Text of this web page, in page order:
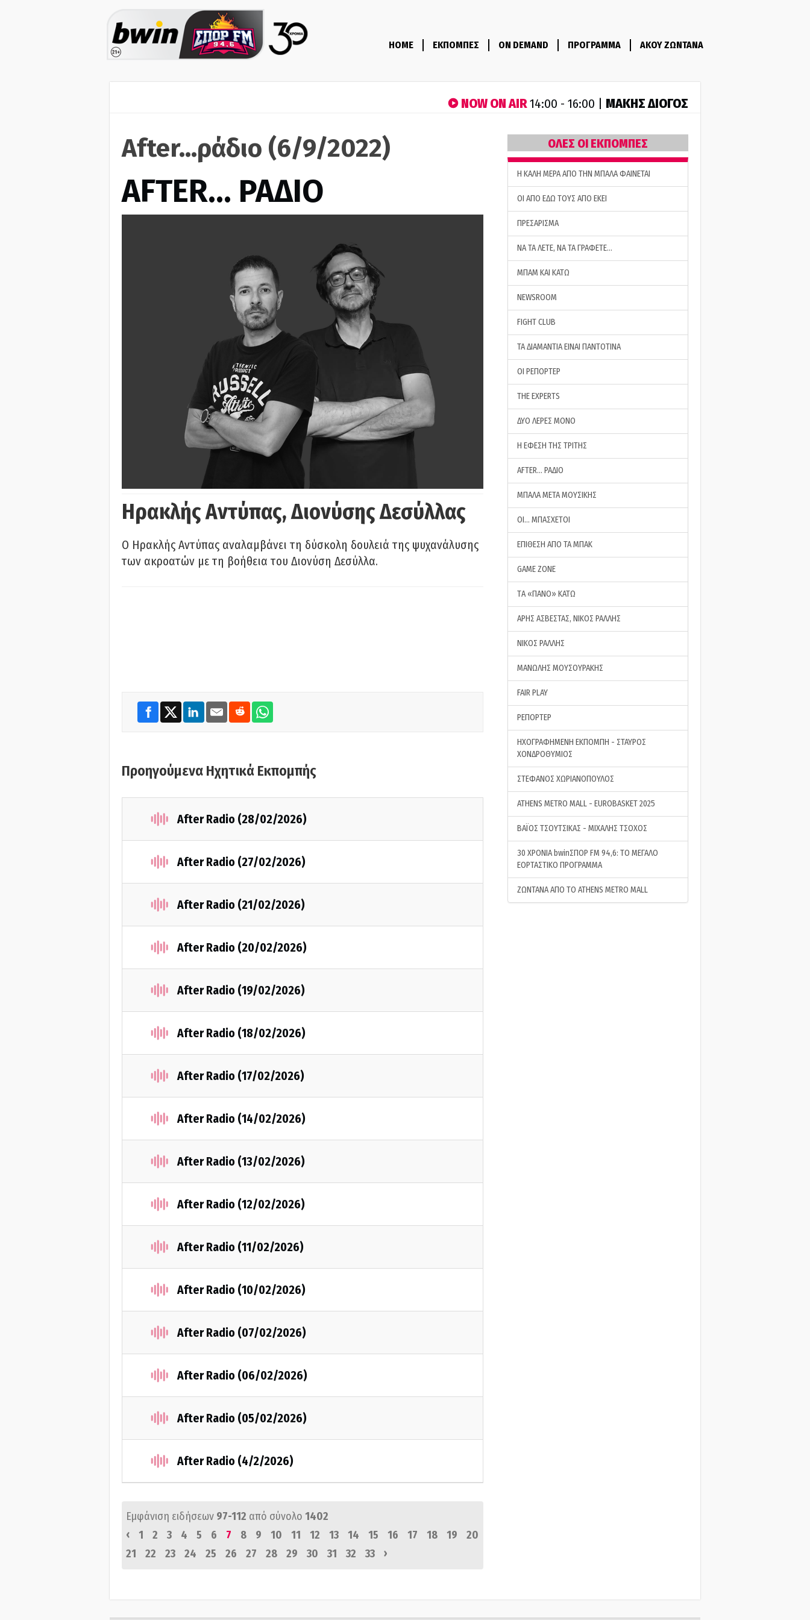
HOME ΕΚΠΟΜΠΕΣ ON DEMAND ΠΡΟΓΡΑΜΜΑ ΑΚΟΥ ΖΩΝΤΑΝΑ
NOW ON AIR14:00 - 16:00 | ΜΑΚΗΣ ΔΙΟΓΟΣ
After...ράδιο (6/9/2022)
AFTER… ΡΑΔΙΟ
Ηρακλής Αντύπας, Διονύσης Δεσύλλας
Ο Ηρακλής Αντύπας αναλαμβάνει τη δύσκολη δουλειά της ψυχανάλυσης
των ακροατών με τη βοήθεια του Διονύση Δεσύλλα.
Προηγούμενα Ηχητικά Εκπομπής
After Radio (28/02/2026)
After Radio (27/02/2026)
After Radio (21/02/2026)
After Radio (20/02/2026)
After Radio (19/02/2026)
After Radio (18/02/2026)
After Radio (17/02/2026)
After Radio (14/02/2026)
After Radio (13/02/2026)
After Radio (12/02/2026)
After Radio (11/02/2026)
After Radio (10/02/2026)
After Radio (07/02/2026)
After Radio (06/02/2026)
After Radio (05/02/2026)
After Radio (4/2/2026)
Εμφάνιση ειδήσεων 97-112 από σύνολο 1402
‹
1 2 3 4 5 6 7 8 9 10 11 12 13 14 15 16 17 18 19
20
21
22 23 24 25 26 27 28 29 30 31 32 33 ›
ΟΛΕΣ ΟΙ ΕΚΠΟΜΠΕΣ
H ΚΑΛΗ ΜΕΡΑ ΑΠΟ ΤΗΝ ΜΠΑΛΑ ΦΑΙΝΕΤΑΙ
ΟΙ ΑΠΟ ΕΔΩ ΤΟΥΣ ΑΠΟ ΕΚΕΙ
ΠΡΕΣΑΡΙΣΜΑ
ΝΑ ΤΑ ΛΕΤΕ, ΝΑ ΤΑ ΓΡΑΦΕΤΕ…
ΜΠΑΜ ΚΑΙ ΚΑΤΩ
NEWSROOM
FIGHT CLUB
ΤΑ ΔΙΑΜΑΝΤΙΑ ΕΙΝΑΙ ΠΑΝΤΟΤΙΝΑ
ΟΙ ΡΕΠΟΡΤΕΡ
THE EXPERTS
ΔΥΟ ΛΕΡΕΣ ΜΟΝΟ
Η ΕΦΕΣΗ ΤΗΣ ΤΡΙΤΗΣ
AFTER… ΡΑΔΙΟ
ΜΠΑΛΑ ΜΕΤΑ ΜΟΥΣΙΚΗΣ
ΟΙ… ΜΠΑΣΧΕΤΟΙ
ΕΠΙΘΕΣΗ ΑΠΟ ΤΑ ΜΠΑΚ
GAME ZONE
ΤA «ΠΑΝΟ» ΚΑΤΩ
ΑΡΗΣ ΑΣΒΕΣΤΑΣ, ΝΙΚΟΣ ΡΑΛΛΗΣ
ΝΙΚΟΣ ΡΑΛΛΗΣ
ΜΑΝΩΛΗΣ ΜΟΥΣΟΥΡΑΚΗΣ
FAIR PLAY
ΡΕΠΟΡΤΕΡ
ΗΧΟΓΡΑΦΗΜΕΝΗ ΕΚΠΟΜΠΗ - ΣΤΑΥΡΟΣ
ΧΟΝΔΡΟΘΥΜΙΟΣ
ΣΤΕΦΑΝΟΣ ΧΩΡΙΑΝΟΠΟΥΛΟΣ
ATHENS METRO MALL - EUROBASKET 2025
ΒΑΪΟΣ ΤΣΟΥΤΣΙΚΑΣ - ΜΙΧΑΛΗΣ ΤΣΟΧΟΣ
30 ΧΡΟΝΙΑ bwinΣΠΟΡ FM 94,6: ΤΟ ΜΕΓΑΛΟ
ΕΟΡΤΑΣΤΙΚΟ ΠΡΟΓΡΑΜΜΑ
ΖΩΝΤΑΝΑ ΑΠΟ ΤΟ ATHENS METRO MALL